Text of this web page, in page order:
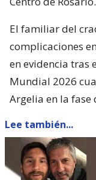
El familiar del
complicaciones
en evidencia tras
Mundial 2026
Argelia en la fase
Lee también...